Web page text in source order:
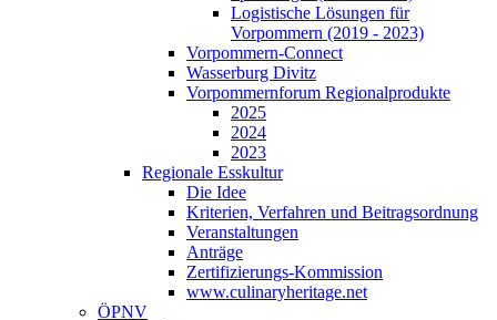
Logistische Lösungen­ für
Vorpommern (2019 - 2023)
Vorpommern-Connect
Wasserburg Divitz
Vorpommernforum Regionalprodukte
2025
2024
2023
Regionale Esskultur
Die Idee
Kriterien, Verfahren und Beitragsordnung
Veranstaltungen
Anträge
Zertifizierungs-Kommission
www.culinaryheritage.net
ÖPNV